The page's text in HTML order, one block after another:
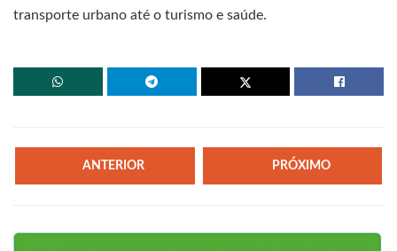
transporte urbano até o turismo e saúde.
ANTERIOR PRÓXIMO